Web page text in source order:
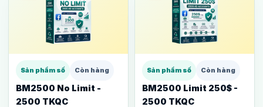
Sản phẩm số Còn hàng
BM2500 No Limit -
2500 TKQC
Sản phẩm số Còn hàng
BM2500 Limit 250$ -
2500 TKQC